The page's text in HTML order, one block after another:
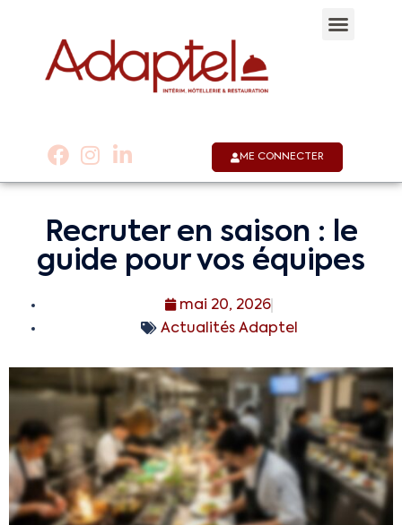
ME CONNECTER
Recruter en saison : le
guide pour vos équipes
mai 20, 2026
Actualités Adaptel